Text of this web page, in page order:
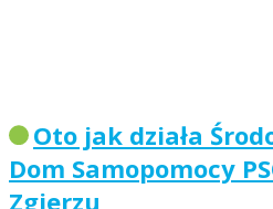
Oto jak działa
Dom Samopomocy
Zgierzu